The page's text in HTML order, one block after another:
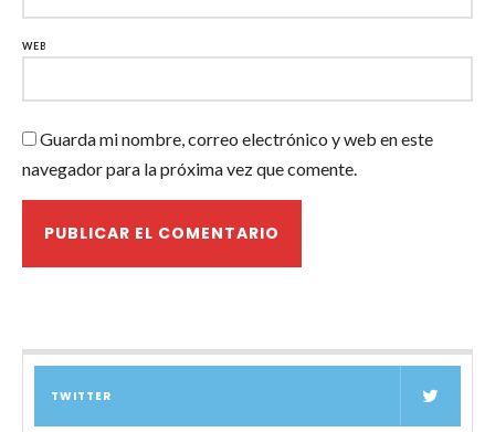
WEB
Guarda mi nombre, correo electrónico y web en este
navegador para la próxima vez que comente.
TWITTER